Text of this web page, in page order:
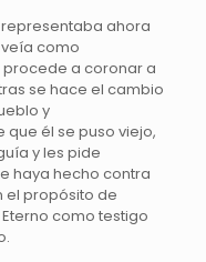
ahora
como
procede a coronar a
se hace el cambio
y
él se puso viejo,
y les pide
haya hecho contra
el propósito de
como testigo